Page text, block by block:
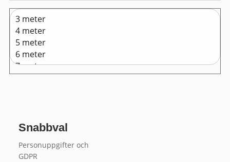
Snabbval
Personuppgifter och
GDPR